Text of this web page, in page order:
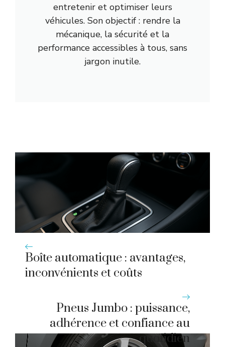
entretenir et optimiser leurs
véhicules. Son objectif : rendre la
mécanique, la sécurité et la
performance accessibles à tous, sans
jargon inutile.
Boîte automatique : avantages,
inconvénients et coûts
Pneus Jumbo : puissance,
adhérence et confiance au
quotidien